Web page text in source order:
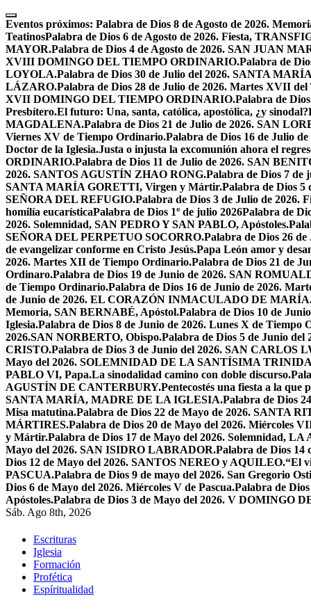
Skip
to
content
Eventos próximos: Palabra de Dios 8 de Agosto de 2026.
TeatinosPalabra de Dios 6 de Agosto de 2026. Fiesta,
MAYOR.Palabra de Dios 4 de Agosto de 2026. SAN JUAN
XVIII DOMINGO DEL TIEMPO ORDINARIO.Palabra de
LOYOLA.Palabra de Dios 30 de Julio del 2026. SANTA
LÁZARO.Palabra de Dios 28 de Julio de 2026. Martes XVII
XVII DOMINGO DEL TIEMPO ORDINARIO.Palabra de
Presbítero.El futuro: Una, santa, católica, apostólica, ¿y sinodal?
MAGDALENA.Palabra de Dios 21 de Julio de 2026. SAN
Viernes XV de Tiempo Ordinario.Palabra de Dios 16 de Julio
Doctor de la Iglesia.Justa o injusta la excomunión ahora el
ORDINARIO.Palabra de Dios 11 de Julio de 2026. SAN
2026. SANTOS AGUSTÍN ZHAO RONG.Palabra de Dios 7 de
SANTA MARÍA GORETTI, Virgen y Mártir.Palabra de Dios
SEÑORA DEL REFUGIO.Palabra de Dios 3 de Julio de 2026.
homilía eucarísticaPalabra de Dios 1º de julio 2026Palabra de
2026. Solemnidad, SAN PEDRO Y SAN PABLO, Apóstoles.
SEÑORA DEL PERPETUO SOCORRO.Palabra de Dios 26
de evangelizar conforme en Cristo Jesús.Papa León amor y
2026. Martes XII de Tiempo Ordinario.Palabra de Dios 21 de
Ordinaro.Palabra de Dios 19 de Junio de 2026. SAN
de Tiempo Ordinario.Palabra de Dios 16 de Junio de 2026.
de Junio de 2026. EL CORAZÓN INMACULADO DE
Memoria, SAN BERNABÉ, Apóstol.Palabra de Dios 10 de
Iglesia.Palabra de Dios 8 de Junio de 2026. Lunes X de Tiempo
2026.SAN NORBERTO, Obispo.Palabra de Dios 5 de Junio
CRISTO.Palabra de Dios 3 de Junio del 2026. SAN CARLOS
Mayo del 2026. SOLEMNIDAD DE LA SANTÍSIMA
PABLO VI, Papa.La sinodalidad camino con doble discurso.
AGUSTÍN DE CANTERBURY.Pentecostés una fiesta a la que
SANTA MARÍA, MADRE DE LA IGLESIA.Palabra de Dios
Misa matutina.Palabra de Dios 22 de Mayo de 2026. SANTA
MÁRTIRES.Palabra de Dios 20 de Mayo del 2026. Miércoles
y Mártir.Palabra de Dios 17 de Mayo del 2026. Solemnidad,
Mayo del 2026. SAN ISIDRO LABRADOR.Palabra de Dios 14
Dios 12 de Mayo del 2026. SANTOS NEREO y AQUILEO.“El
PASCUA.Palabra de Dios 9 de mayo del 2026. San Gregorio
Dios 6 de Mayo del 2026. Miércoles V de Pascua.Palabra de
Apóstoles.Palabra de Dios 3 de Mayo del 2026. V DOMINGO
Sáb. Ago 8th, 2026
Escrituras
Iglesia
Formación
Profética
Espíritualidad